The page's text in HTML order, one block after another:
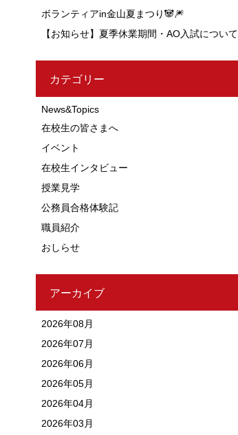
ボランティアin金山夏まつり🐼🎆
【お知らせ】夏季休業期間・AO入試について
カテゴリー
News&Topics
在校生の皆さまへ
イベント
在校生インタビュー
授業見学
公務員合格体験記
職員紹介
おしらせ
アーカイブ
2026年08月
2026年07月
2026年06月
2026年05月
2026年04月
2026年03月